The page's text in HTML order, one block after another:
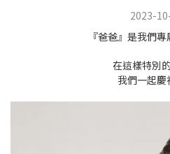
2023-
『爸爸』是我們
在這樣特別
我們一起慶